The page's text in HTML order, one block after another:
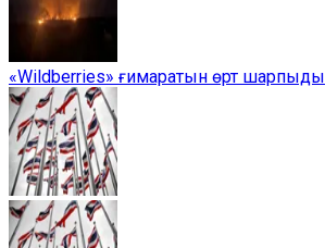
«Wildberries» ғимаратын өрт шарпыды